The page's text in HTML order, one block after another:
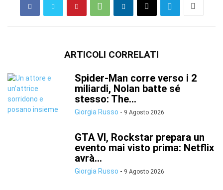
ARTICOLI CORRELATI
Spider-Man corre verso i 2
miliardi, Nolan batte sé
stesso: The...
Giorgia Russo - 9 Agosto 2026
GTA VI, Rockstar prepara un
evento mai visto prima: Netflix
avrà...
Giorgia Russo - 9 Agosto 2026